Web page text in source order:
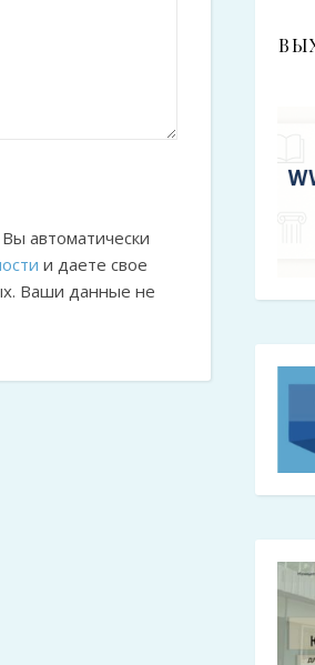
автоматически
и даете свое
Ваши данные не